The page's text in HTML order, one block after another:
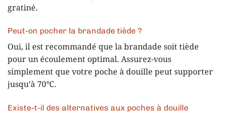
gratiné.
Peut-on pocher la brandade tiède ?
Oui, il est recommandé que la brandade soit tiède
pour un écoulement optimal. Assurez-vous
simplement que votre poche à douille peut supporter
jusqu’à 70°C.
Existe-t-il des alternatives aux poches à douille